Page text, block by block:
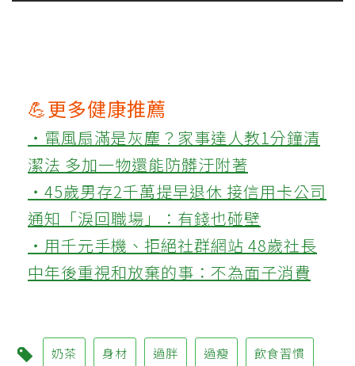
💪更多健康推薦
‧電風扇滿是灰塵？家事達人教1分鐘清
潔法 多加一物還能防髒汙附著
‧45歲男存2千萬提早退休 接信用卡公司
通知「淚回職場」：有錢也碰壁
‧用千元手機、拒絕社群網站 48歲社長
中年後重視和放棄的事：不為面子消費
奶茶 身材 過胖 過瘦 飲食習慣